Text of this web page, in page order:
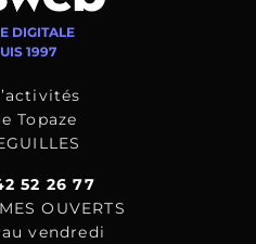
DIGITALE
1997
Topaze
52 26 77
OUVERTS
vendredi